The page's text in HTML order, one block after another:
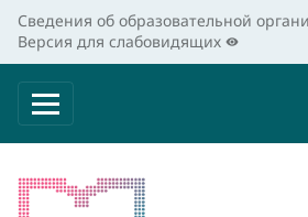
Сведения об образовательной
Версия для слабовидящих